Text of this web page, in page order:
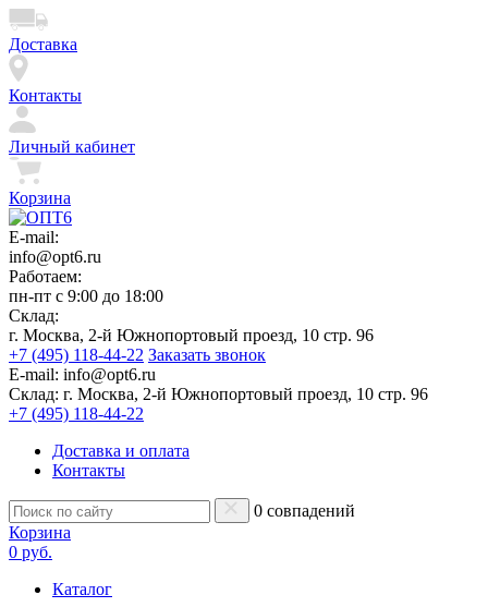
Доставка
Контакты
Личный кабинет
Корзина
E-mail:
info@opt6.ru
Работаем:
пн-пт с 9:00 до 18:00
Склад:
г. Москва, 2-й Южнопортовый проезд, 10 стр. 96
+7 (495) 118-44-22 Заказать звонок
E-mail: info@opt6.ru
Склад: г. Москва, 2-й Южнопортовый проезд, 10 стр. 96
+7 (495) 118-44-22
Доставка и оплата
Контакты
0 совпадений
Корзина
0 руб.
Каталог